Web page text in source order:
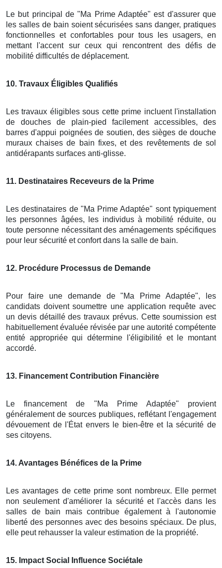
Le but principal de "Ma Prime Adaptée" est d'assurer que
les salles de bain soient sécurisées sans danger, pratiques
fonctionnelles et confortables pour tous les usagers, en
mettant l'accent sur ceux qui rencontrent des défis de
mobilité difficultés de déplacement.
10. Travaux Éligibles Qualifiés
Les travaux éligibles sous cette prime incluent l'installation
de douches de plain-pied facilement accessibles, des
barres d'appui poignées de soutien, des sièges de douche
muraux chaises de bain fixes, et des revêtements de sol
antidérapants surfaces anti-glisse.
11. Destinataires Receveurs de la Prime
Les destinataires de "Ma Prime Adaptée" sont typiquement
les personnes âgées, les individus à mobilité réduite, ou
toute personne nécessitant des aménagements spécifiques
pour leur sécurité et confort dans la salle de bain.
12. Procédure Processus de Demande
Pour faire une demande de "Ma Prime Adaptée", les
candidats doivent soumettre une application requête avec
un devis détaillé des travaux prévus. Cette soumission est
habituellement évaluée révisée par une autorité compétente
entité appropriée qui détermine l'éligibilité et le montant
accordé.
13. Financement Contribution Financière
Le financement de "Ma Prime Adaptée" provient
généralement de sources publiques, reflétant l'engagement
dévouement de l'État envers le bien-être et la sécurité de
ses citoyens.
14. Avantages Bénéfices de la Prime
Les avantages de cette prime sont nombreux. Elle permet
non seulement d'améliorer la sécurité et l'accès dans les
salles de bain mais contribue également à l'autonomie
liberté des personnes avec des besoins spéciaux. De plus,
elle peut rehausser la valeur estimation de la propriété.
15. Impact Social Influence Sociétale